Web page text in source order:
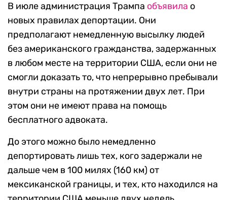
В июле администрация Трампа объявила о
новых правилах депортации. Они
предполагают немедленную высылку людей
без американского гражданства, задержанных
в любом месте на территории США, если они не
смогли доказать то, что непрерывно пребывали
внутри страны на протяжении двух лет. При
этом они не имеют права на помощь
бесплатного адвоката.
До этого можно было немедленно
депортировать лишь тех, кого задержали не
дальше чем в 100 милях (160 км) от
мексиканской границы, и тех, кто находился на